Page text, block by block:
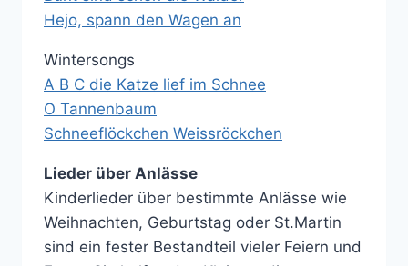
Hejo, spann den Wagen an
Wintersongs
A B C die Katze lief im Schnee
O Tannenbaum
Schneeflöckchen Weissröckchen
Lieder über Anlässe
Kinderlieder über bestimmte Anlässe wie
Weihnachten, Geburtstag oder St.Martin
sind ein fester Bestandteil vieler Feiern und